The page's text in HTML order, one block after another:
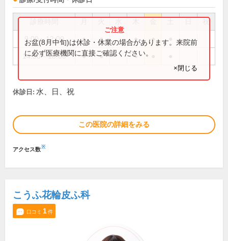
祝
9:00～12:00 ● ● ● ●
14:30～18:00 ● ● ●
お盆(8月中旬)は休診・休業の場合があります。来院前
に必ず医療機関に直接ご確認ください。
×閉じる
休診日: 水、日、祝
この医院の詳細をみる
アクセス数※
こうふ花輪皮ふ科
口コミ 1件